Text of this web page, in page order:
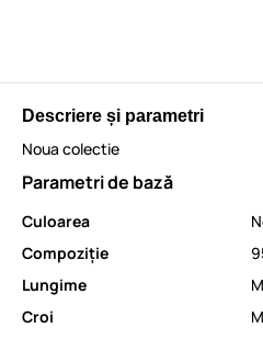
Descriere și parametri
Noua colectie
Parametri de bază
Culoarea
Compoziție
Lungime
Croi